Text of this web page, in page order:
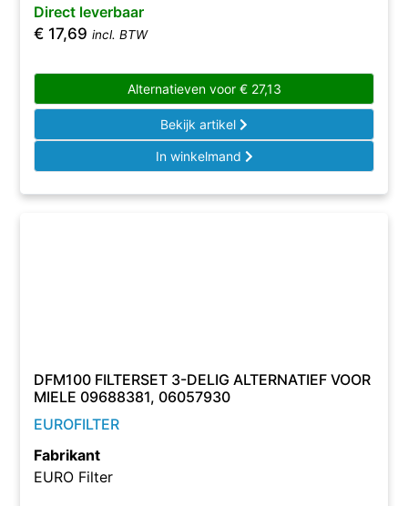
Direct leverbaar
€ 17,69 incl. BTW
Alternatieven voor €27,13
Bekijk artikel
In winkelmand
DFM100 FILTERSET 3-DELIG ALTERNATIEF VOOR
MIELE 09688381, 06057930
EUROFILTER
Fabrikant
EURO Filter